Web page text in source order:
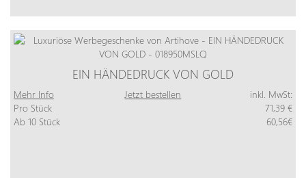
EIN HÄNDEDRUCK VON GOLD
Mehr Info Jetzt bestellen
inkl. MwSt:
Pro Stück
71,39 €
Ab 10 Stück
60,56€